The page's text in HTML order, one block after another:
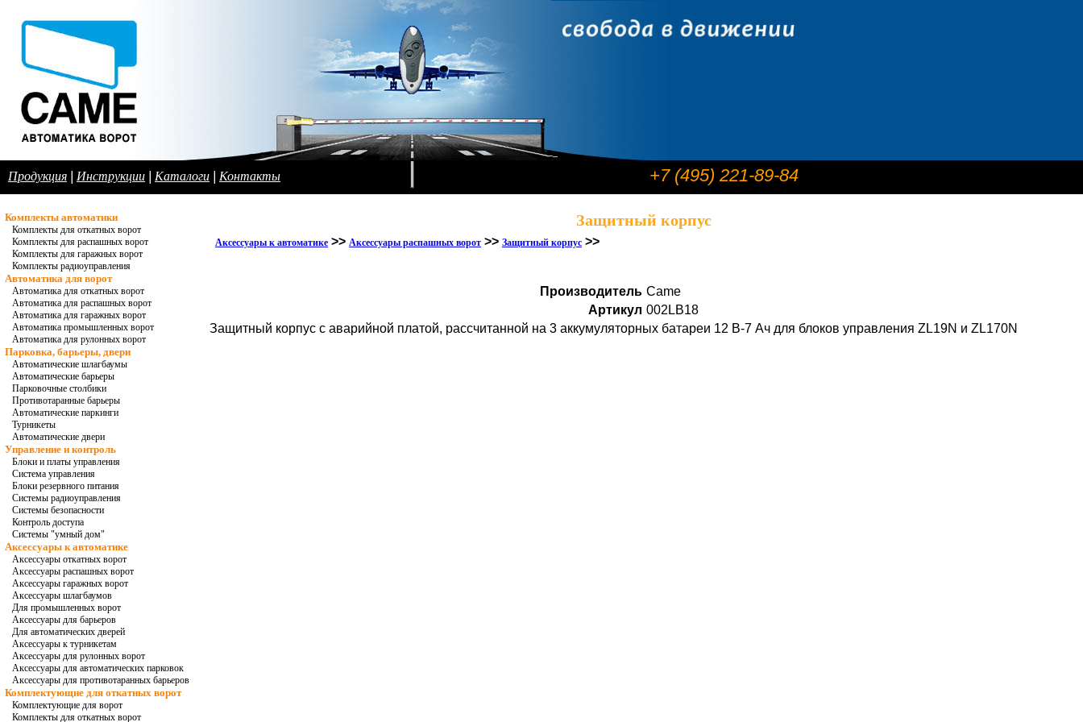
Продукция Инструкции Каталоги Контакты +7 (495) 221-89-84
Комплекты автоматики
Комплекты для откатных ворот
Комплекты для распашных ворот
Комплекты для гаражных ворот
Комплекты радиоуправления
Автоматика для ворот
Автоматика для откатных ворот
Автоматика для распашных ворот
Автоматика для гаражных ворот
Автоматика промышленных ворот
Автоматика для рулонных ворот
Парковка, барьеры, двери
Автоматические шлагбаумы
Автоматические барьеры
Парковочные столбики
Противотаранные барьеры
Автоматические паркинги
Турникеты
Автоматические двери
Управление и контроль
Блоки и платы управления
Система управления
Блоки резервного питания
Системы радиоуправления
Системы безопасности
Контроль доступа
Системы "умный дом"
Аксессуары к автоматике
Аксессуары откатных ворот
Аксессуары распашных ворот
Аксессуары гаражных ворот
Аксессуары шлагбаумов
Для промышленных ворот
Аксессуары для барьеров
Для автоматических дверей
Аксессуары к турникетам
Аксессуары для рулонных ворот
Аксессуары для автоматических парковок
Аксессуары для противотаранных барьеров
Комплектующие для откатных ворот
Комплектующие для ворот
Комплекты для откатных ворот
Защитный корпус
Аксессуары к автоматике >> Аксессуары распашных ворот >> Защитный корпус >>
Производитель Came
Артикул 002LB18
Защитный корпус с аварийной платой, рассчитанной на 3 аккумуляторных батареи 12 В-7 Ач для блоков управления ZL19N и ZL170N